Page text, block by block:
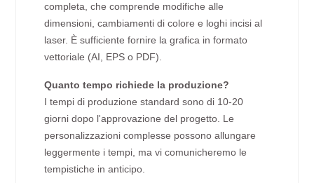
completa, che comprende modifiche alle
dimensioni, cambiamenti di colore e loghi incisi al
laser. È sufficiente fornire la grafica in formato
vettoriale (AI, EPS o PDF).
Quanto tempo richiede la produzione?
I tempi di produzione standard sono di 10-20
giorni dopo l'approvazione del progetto. Le
personalizzazioni complesse possono allungare
leggermente i tempi, ma vi comunicheremo le
tempistiche in anticipo.